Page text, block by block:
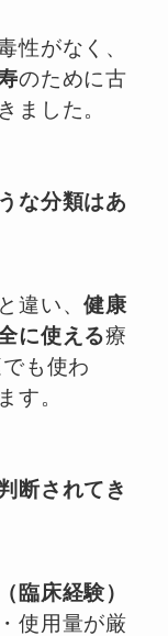
性がなく、
のために古
ました。
な分類はあ
違い、健康
に使える療
も使わ
す。
断されてき
臨床経験）
使用量が厳